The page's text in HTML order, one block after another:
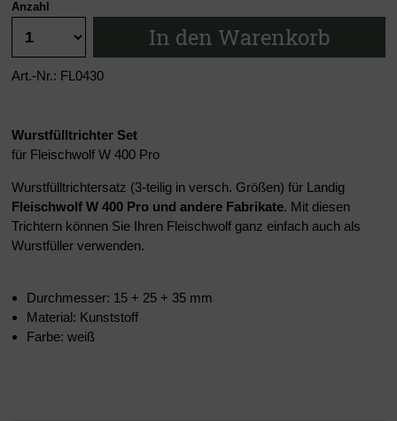
Anzahl
In den Warenkorb
Art.-Nr.: FL0430
Wurstfülltrichter Set
für Fleischwolf W 400 Pro
Wurstfülltrichtersatz (3-teilig in versch. Größen) für Landig
Fleischwolf W 400 Pro und andere Fabrikate. Mit diesen
Trichtern können Sie Ihren Fleischwolf ganz einfach auch als
Wurstfüller verwenden.
Durchmesser: 15 + 25 + 35 mm
Material: Kunststoff
Farbe: weiß